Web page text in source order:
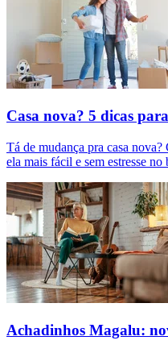
Casa nova? 5 dicas
Tá de mudança pra casa
ela mais fácil e sem estresse
Achadinhos Magalu: